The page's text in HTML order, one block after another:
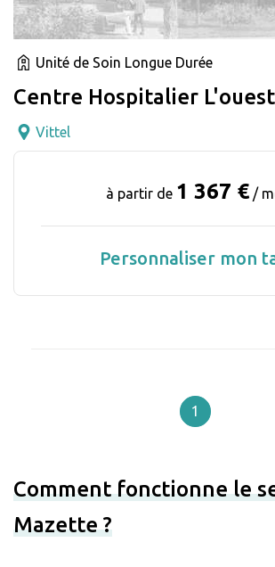
Unité de Soin Longue Durée
Centre Hospitalier
Vittel
à partir de 1 367 € /
Personnaliser mon
1
Comment fonctionne le
Mazette ?